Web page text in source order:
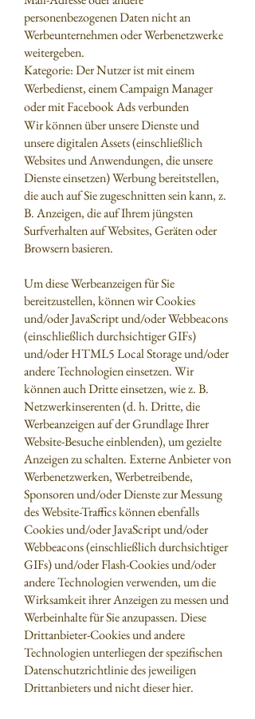
personenbezogenen Daten nicht an
Werbeunternehmen oder Werbenetzwerke
weitergeben.
Kategorie: Der Nutzer ist mit einem
Werbedienst, einem Campaign Manager
oder mit Facebook Ads verbunden
Wir können über unsere Dienste und
unsere digitalen Assets (einschließlich
Websites und Anwendungen, die unsere
Dienste einsetzen) Werbung bereitstellen,
die auch auf Sie zugeschnitten sein kann, z.
B. Anzeigen, die auf Ihrem jüngsten
Surfverhalten auf Websites, Geräten oder
Browsern basieren.
Um diese Werbeanzeigen für Sie
bereitzustellen, können wir Cookies
und/oder JavaScript und/oder Webbeacons
(einschließlich durchsichtiger GIFs)
und/oder HTML5 Local Storage und/oder
andere Technologien einsetzen. Wir
können auch Dritte einsetzen, wie z. B.
Netzwerkinserenten (d. h. Dritte, die
Werbeanzeigen auf der Grundlage Ihrer
Website-Besuche einblenden), um gezielte
Anzeigen zu schalten. Externe Anbieter von
Werbenetzwerken, Werbetreibende,
Sponsoren und/oder Dienste zur Messung
des Website-Traffics können ebenfalls
Cookies und/oder JavaScript und/oder
Webbeacons (einschließlich durchsichtiger
GIFs) und/oder Flash-Cookies und/oder
andere Technologien verwenden, um die
Wirksamkeit ihrer Anzeigen zu messen und
Werbeinhalte für Sie anzupassen. Diese
Drittanbieter-Cookies und andere
Technologien unterliegen der spezifischen
Datenschutzrichtlinie des jeweiligen
Drittanbieters und nicht dieser hier.